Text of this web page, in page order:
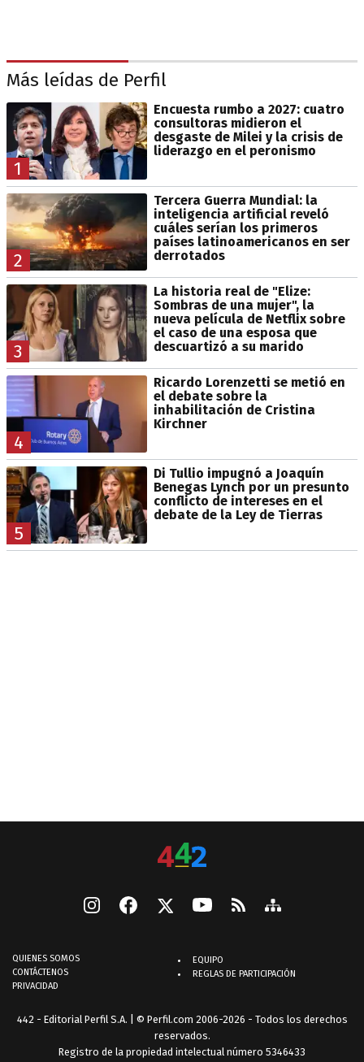
Más leídas de Perfil
1
Encuesta rumbo a 2027: cuatro
consultoras midieron el
desgaste de Milei y la crisis de
liderazgo en el peronismo
2
Tercera Guerra Mundial: la
inteligencia artificial reveló
cuáles serían los primeros
países latinoamericanos en ser
derrotados
3
La historia real de "Elize:
Sombras de una mujer", la
nueva película de Netflix sobre
el caso de una esposa que
descuartizó a su marido
4
Ricardo Lorenzetti se metió en
el debate sobre la
inhabilitación de Cristina
Kirchner
5
Di Tullio impugnó a Joaquín
Benegas Lynch por un presunto
conflicto de intereses en el
debate de la Ley de Tierras
QUIENES SOMOS
CONTÁCTENOS
PRIVACIDAD
EQUIPO
REGLAS DE PARTICIPACIÓN
442 - Editorial Perfil S.A. | © Perfil.com 2006-2026 - Todos los derechos
reservados.
Registro de la propiedad intelectual número 5346433